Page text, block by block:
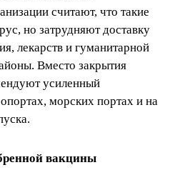
считают, что такие
но затрудняют доставку
лекарств и гуманитарной
Вместо закрытия
усиленный
морских портах и на
вакцины